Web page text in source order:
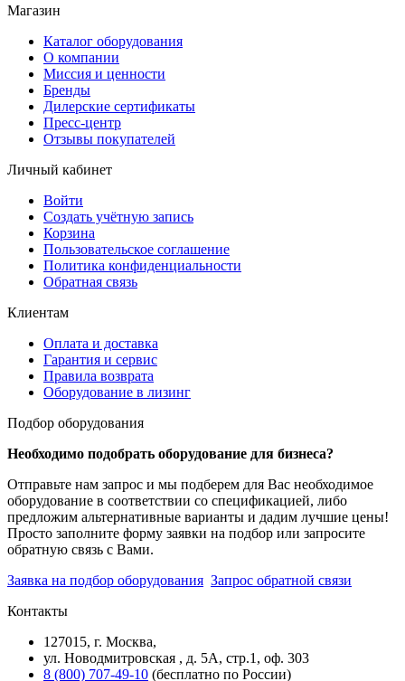
Магазин
Каталог оборудования
О компании
Миссия и ценности
Бренды
Дилерские сертификаты
Пресс-центр
Отзывы покупателей
Личный кабинет
Войти
Создать учётную запись
Корзина
Пользовательское соглашение
Политика конфиденциальности
Обратная связь
Клиентам
Оплата и доставка
Гарантия и сервис
Правила возврата
Оборудование в лизинг
Подбор оборудования
Необходимо подобрать оборудование для бизнеса?
Отправьте нам запрос и мы подберем для Вас необходимое
оборудование в соответствии со спецификацией, либо
предложим альтернативные варианты и дадим лучшие цены!
Просто заполните форму заявки на подбор или запросите
обратную связь с Вами.
Заявка на подбор оборудования Запрос обратной связи
Контакты
127015, г. Москва,
ул. Новодмитровская , д. 5А, стр.1, оф. 303
8 (800) 707-49-10 (бесплатно по России)